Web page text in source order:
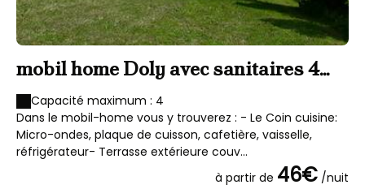
mobil home Doly avec sanitaires 4
personnes
Capacité maximum : 4
Dans le mobil-home vous y trouverez : - Le Coin cuisine:
Micro-ondes, plaque de cuisson, cafetière, vaisselle,
réfrigérateur- Terrasse extérieure couv...
à partir de 46€ /nuit